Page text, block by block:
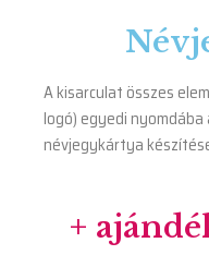
A kisarculat összes
logó) egyedi
névjegykártya
+